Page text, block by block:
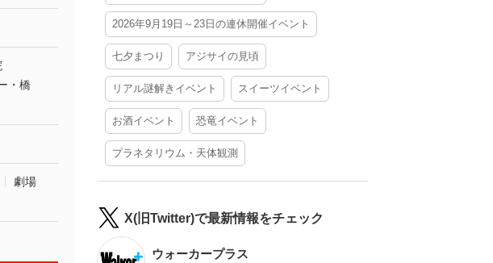
・橋
劇場
2026年9月19日～23日の連休開催イベント
七夕まつり アジサイの見頃
リアル謎解きイベント スイーツイベント
お酒イベント 恐竜イベント
プラネタリウム・天体観測
X(旧Twitter)で最新情報をチェック
ウォーカープラス